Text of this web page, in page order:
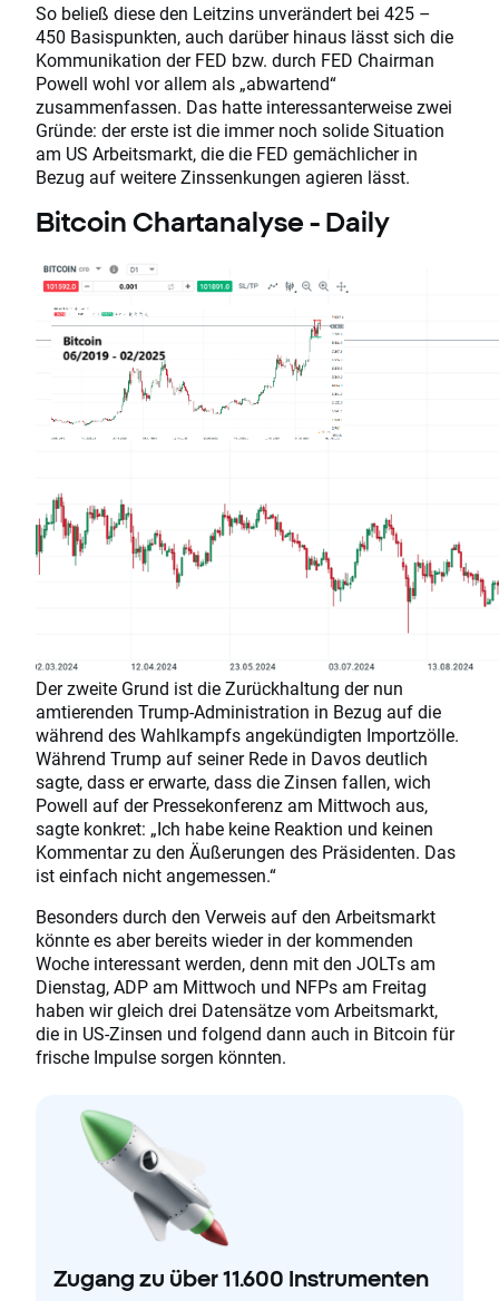
So beließ diese den Leitzins unverändert bei 425 –
450 Basispunkten, auch darüber hinaus lässt sich die
Kommunikation der FED bzw. durch FED Chairman
Powell wohl vor allem als „abwartend“
zusammenfassen. Das hatte interessanterweise zwei
Gründe: der erste ist die immer noch solide Situation
am US Arbeitsmarkt, die die FED gemächlicher in
Bezug auf weitere Zinssenkungen agieren lässt.
Bitcoin Chartanalyse - Daily
Der zweite Grund ist die Zurückhaltung der nun
amtierenden Trump-Administration in Bezug auf die
während des Wahlkampfs angekündigten Importzölle.
Während Trump auf seiner Rede in Davos deutlich
sagte, dass er erwarte, dass die Zinsen fallen, wich
Powell auf der Pressekonferenz am Mittwoch aus,
sagte konkret: „Ich habe keine Reaktion und keinen
Kommentar zu den Äußerungen des Präsidenten. Das
ist einfach nicht angemessen.“
Besonders durch den Verweis auf den Arbeitsmarkt
könnte es aber bereits wieder in der kommenden
Woche interessant werden, denn mit den JOLTs am
Dienstag, ADP am Mittwoch und NFPs am Freitag
haben wir gleich drei Datensätze vom Arbeitsmarkt,
die in US-Zinsen und folgend dann auch in Bitcoin für
frische Impulse sorgen könnten.
Zugang zu über 11.600 Instrumenten